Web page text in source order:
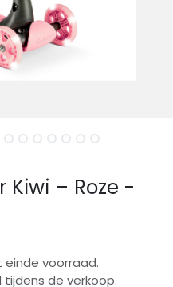
Kiwi – Roze -
voorraad.
de verkoop.